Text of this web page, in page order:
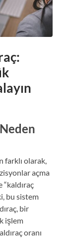
farklı olarak,
açma
“kaldıraç
bu sistem
bir
işlem
oranı